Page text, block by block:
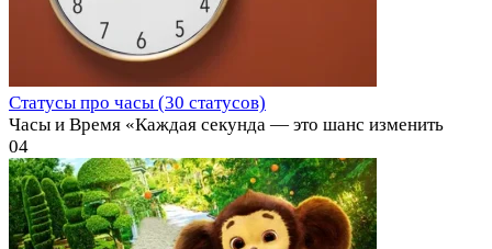
Статусы про часы (30 статусов)
Часы и Время «Каждая секунда — это шанс изменить
04